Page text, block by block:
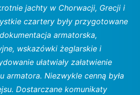
jachty w Chorwacji, Grecji i
czartery były przygotowane
armatorska,
wskazówki żeglarskie i
ułatwiały załatwienie
armatora. Niezwykle cenną była
Dostarczane komunikaty